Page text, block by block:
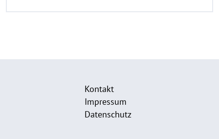
Kontakt
Impressum
Datenschutz